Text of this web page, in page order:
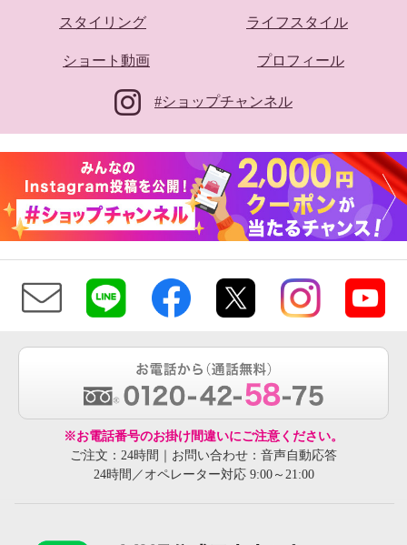
スタイリング ライフスタイル
ショート動画 プロフィール
#ショップチャンネル
※お電話番号のお掛け間違いにご注意ください。
ご注文：24時間｜お問い合わせ：音声自動応答
24時間／オペレーター対応 9:00～21:00